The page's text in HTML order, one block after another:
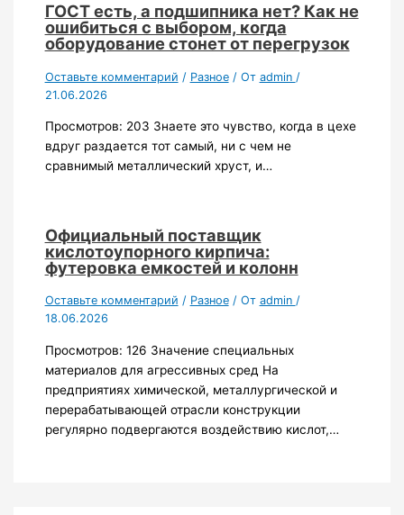
ГОСТ есть, а подшипника нет? Как не
ошибиться с выбором, когда
оборудование стонет от перегрузок
Оставьте комментарий / Разное/ От admin /
21.06.2026
Просмотров: 203 Знаете это чувство, когда в цехе
вдруг раздается тот самый, ни с чем не
сравнимый металлический хруст, и…
Официальный поставщик
кислотоупорного кирпича:
футеровка емкостей и колонн
Оставьте комментарий / Разное/ От admin /
18.06.2026
Просмотров: 126 Значение специальных
материалов для агрессивных сред На
предприятиях химической, металлургической и
перерабатывающей отрасли конструкции
регулярно подвергаются воздействию кислот,…